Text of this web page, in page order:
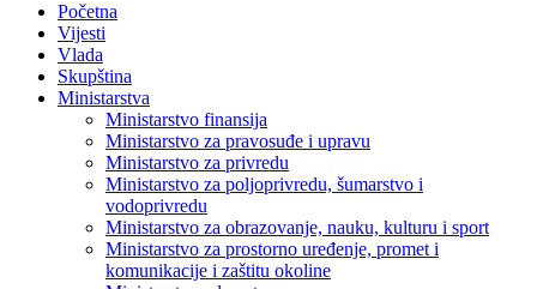
Početna
Vijesti
Vlada
Skupština
Ministarstva
Ministarstvo finansija
Ministarstvo za pravosuđe i upravu
Ministarstvo za privredu
Ministarstvo za poljoprivredu, šumarstvo i
vodoprivredu
Ministarstvo za obrazovanje, nauku, kulturu i sport
Ministarstvo za prostorno uređenje, promet i
komunikacije i zaštitu okoline